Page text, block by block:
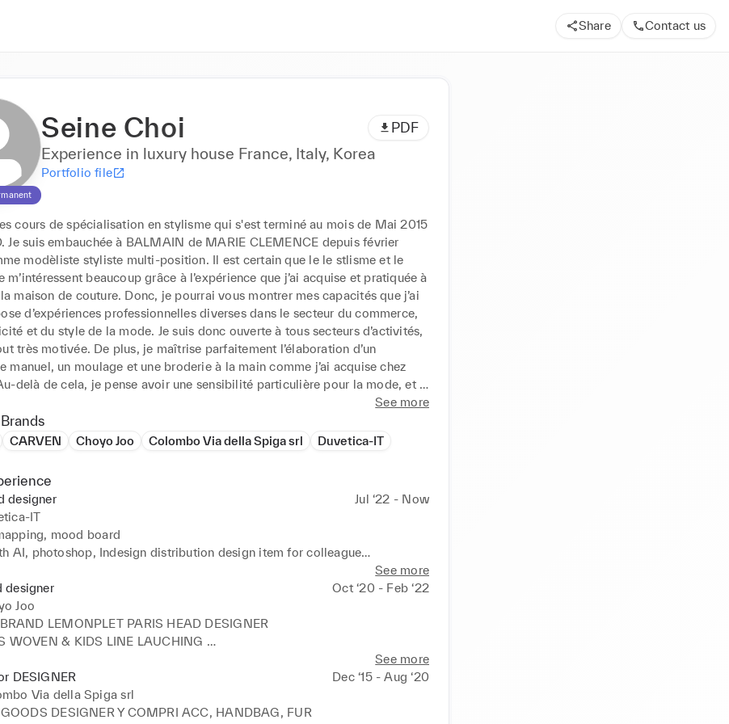
Share Contact us
Seine Choi PDF
Experience in luxury house France, Italy, Korea
Portfolio file
cours de spécialisation en stylisme qui s'est terminé au mois de Mai 2015
Je suis embauchée à BALMAIN de MARIE CLEMENCE depuis février
modèliste styliste multi-position. Il est certain que le le stlisme et le
m’intéressent beaucoup grâce à l’expérience que j’ai acquise et pratiquée à
maison de couture. Donc, je pourrai vous montrer mes capacités que j’ai
d’expériences professionnelles diverses dans le secteur du commerce,
et du style de la mode. Je suis donc ouverte à tous secteurs d’activités,
très motivée. De plus, je maîtrise parfaitement l’élaboration d’un
manuel, un moulage et une broderie à la main comme j’ai acquise chez
delà de cela, je pense avoir une sensibilité particulière pour la mode, et
m’évoluer et avoir de l’expérience dans l’autre maison. Passionnée par mon
preuve de détermination pour atteindre mes objectifs. Mes capacités à
à une situation ou à m’intégrer à un environnement sont des qualités qui
atouts majeurs pour intégrer une équipe, quel que soit le poste. Je me tiens
à votre disposition pour tous renseignements supplémentaires, ou
que ma occasion de travailler soit avec vous.
de bien vouloir m’accorder un entretien afin de vous présenter mes
et ma motivation dans l’espoir que ma candidature retienne votre
vous prie d’agréer, Madame, Monsieur, l’expression de mes salutations
See more
CARVEN Choyo Joo Colombo Via della Spiga srl
Duvetica-IT
designer
Jul ‘22 - Now
IT
mood board
AI, photoshop, Indesign distribution design item for colleague
wholesale
retouch
See more
designer
Oct ‘20 - Feb ‘22
Joo
LEMONPLET PARIS HEAD DESIGNER
WOVEN & KIDS LINE LAUCHING
UP
See more
DESIGNER
Dec ‘15 - Aug ‘20
Via della Spiga srl
GOODS DESIGNER Y COMPRI ACC, HANDBAG, FUR